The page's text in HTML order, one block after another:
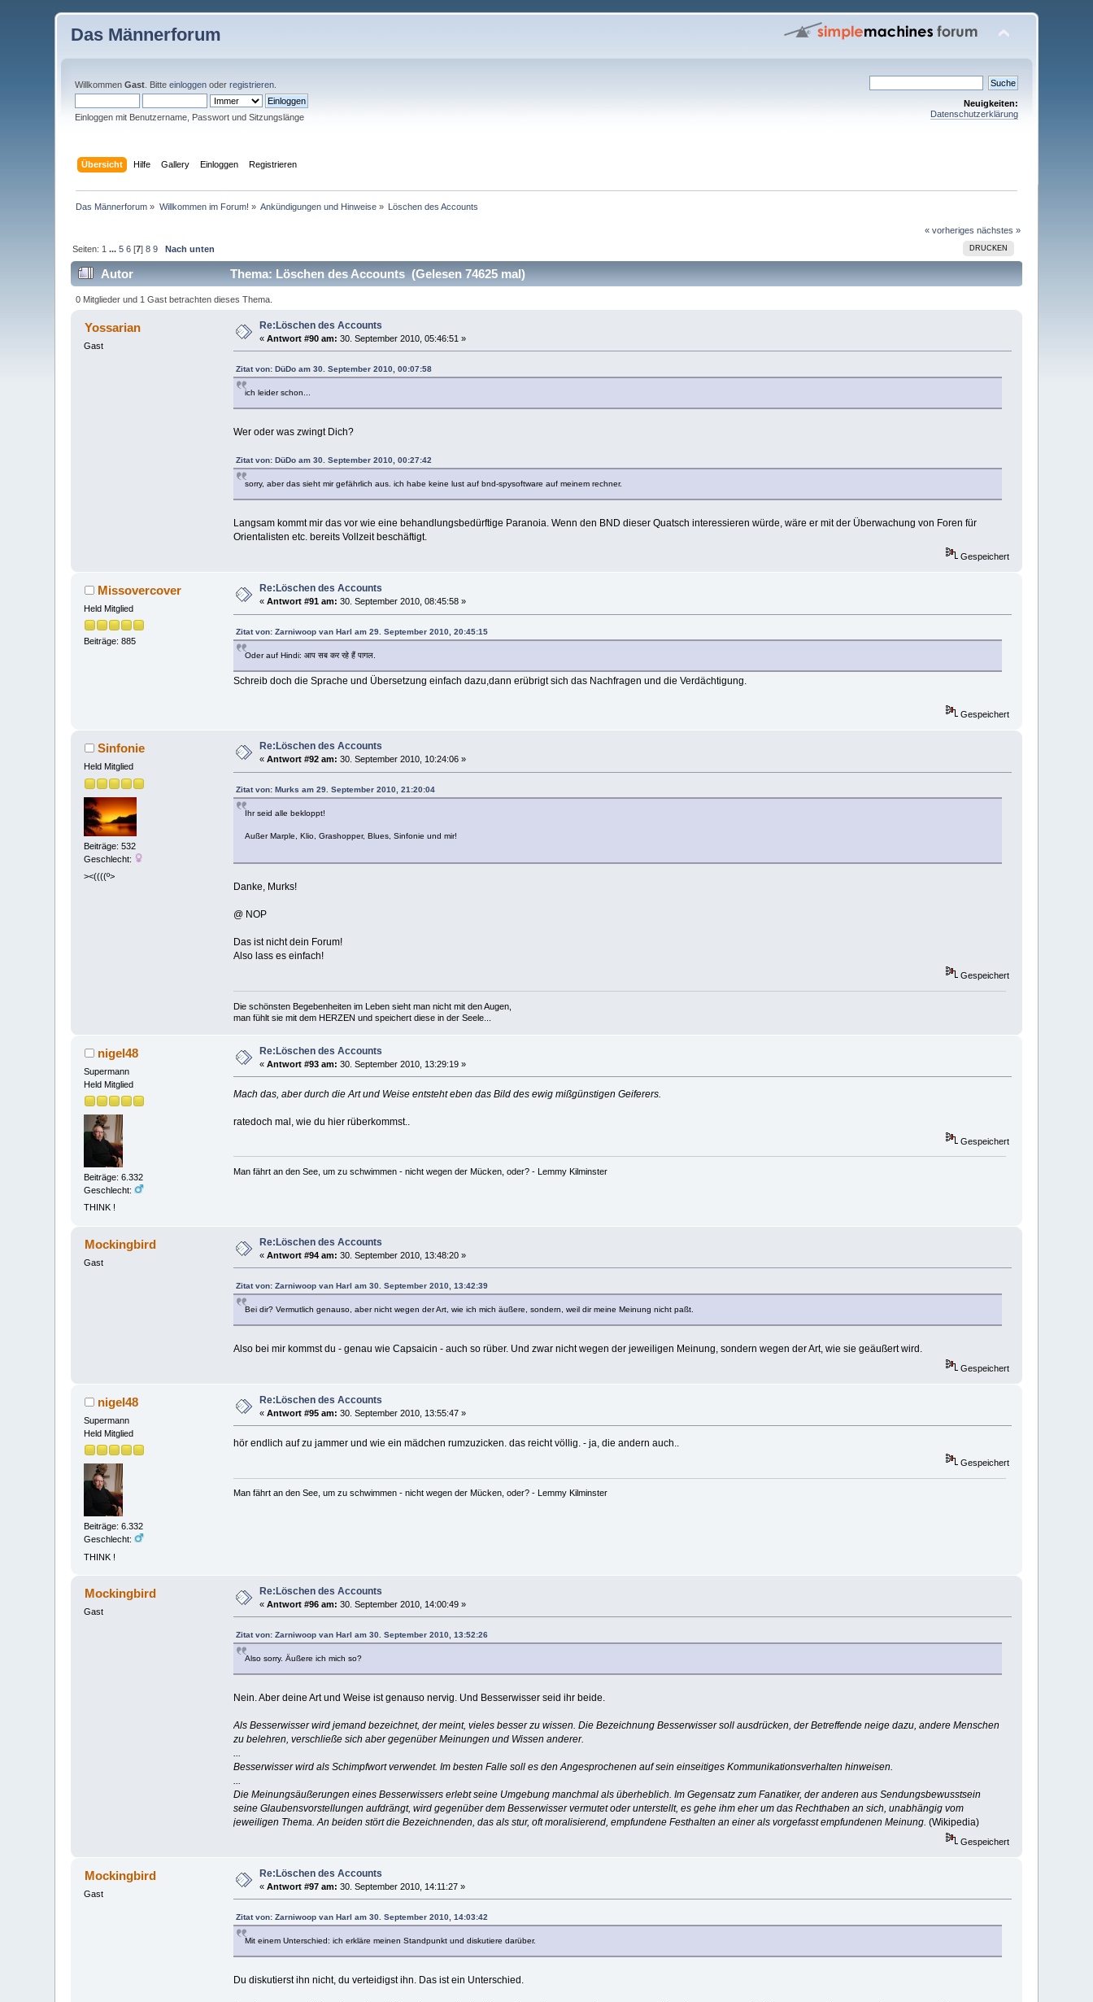
Das Männerforum
WillkommenGast . Bitteeinloggen oderregistrieren
Einloggen mit Benutzername, Passwort und Sitzungslänge
Neuigkeiten:
Datenschutzerklärung
Übersicht Hilfe Gallery Einloggen Registrieren
Das Männerforum » Willkommen im Forum! » Ankündigungen und Hinweise » Löschen des Accounts
« vorheriges nächstes »
DRUCKEN
Seiten: 1 ...5 6 [7]8 9 Nach unten
Autor Thema: Löschen des Accounts (Gelesen 74625 mal)
0 Mitglieder und 1 Gast betrachten dieses Thema.
Yossarian
Gast
Re:Löschen des Accounts
«Antwort #90 am: 30. September 2010, 05:46:51 »
Zitat von: DüDo am 30. September 2010, 00:07:58
ich leider schon...
Wer oder was zwingt Dich?
Zitat von: DüDo am 30. September 2010, 00:27:42
sorry, aber das sieht mir gefährlich aus. ich habe keine lust auf bnd-spysoftware auf meinem rechner.
Langsam kommt mir das vor wie eine behandlungsbedürftige Paranoia. Wenn den BND dieser Quatsch interessieren würde, wäre er mit der Überwachung von Foren für
Orientalisten etc. bereits Vollzeit beschäftigt.
Gespeichert
Missovercover
Held Mitglied
Beiträge: 885
Re:Löschen des Accounts
«Antwort #91 am: 30. September 2010, 08:45:58 »
Zitat von: Zarniwoop van Harl am 29. September 2010, 20:45:15
Oder auf Hindi: आप सब कर रहे हैं पागल.
Schreib doch die Sprache und Übersetzung einfach dazu,dann erübrigt sich das Nachfragen und die Verdächtigung.
Gespeichert
Sinfonie
Held Mitglied
Beiträge: 532
Geschlecht:
><((((º>
Re:Löschen des Accounts
«Antwort #92 am: 30. September 2010, 10:24:06 »
Zitat von: Murks am 29. September 2010, 21:20:04
Ihr seid alle bekloppt!
Außer Marple, Klio, Grashopper, Blues, Sinfonie und mir!
Danke, Murks!
@ NOP
Das ist nicht dein Forum!
Also lass es einfach!
Gespeichert
Die schönsten Begebenheiten im Leben sieht man nicht mit den Augen,
man fühlt sie mit dem HERZEN und speichert diese in der Seele...
nigel48
Supermann
Held Mitglied
Beiträge: 6.332
Geschlecht:
THINK !
Re:Löschen des Accounts
«Antwort #93 am: 30. September 2010, 13:29:19 »
Mach das, aber durch die Art und Weise entsteht eben das Bild des ewig mißgünstigen Geiferers.
ratedoch mal, wie du hier rüberkommst..
Gespeichert
Man fährt an den See, um zu schwimmen - nicht wegen der Mücken, oder? - Lemmy Kilminster
Mockingbird
Gast
Re:Löschen des Accounts
«Antwort #94 am: 30. September 2010, 13:48:20 »
Zitat von: Zarniwoop van Harl am 30. September 2010, 13:42:39
Bei dir? Vermutlich genauso, aber nicht wegen der Art, wie ich mich äußere, sondern, weil dir meine Meinung nicht paßt.
Also bei mir kommst du - genau wie Capsaicin - auch so rüber. Und zwar nicht wegen der jeweiligen Meinung, sondern wegen der Art, wie sie geäußert wird.
Gespeichert
nigel48
Supermann
Held Mitglied
Beiträge: 6.332
Geschlecht:
THINK !
Re:Löschen des Accounts
«Antwort #95 am: 30. September 2010, 13:55:47 »
hör endlich auf zu jammer und wie ein mädchen rumzuzicken. das reicht völlig. - ja, die andern auch..
Gespeichert
Man fährt an den See, um zu schwimmen - nicht wegen der Mücken, oder? - Lemmy Kilminster
Mockingbird
Gast
Re:Löschen des Accounts
«Antwort #96 am: 30. September 2010, 14:00:49 »
Zitat von: Zarniwoop van Harl am 30. September 2010, 13:52:26
Also sorry. Äußere ich mich so?
Nein. Aber deine Art und Weise ist genauso nervig. Und Besserwisser seid ihr beide.
Als Besserwisser wird jemand bezeichnet, der meint, vieles besser zu wissen. Die Bezeichnung Besserwisser soll ausdrücken, der Betreffende neige dazu, andere Menschen
zu belehren, verschließe sich aber gegenüber Meinungen und Wissen anderer.
Besserwisser wird als Schimpfwort verwendet. Im besten Falle soll es den Angesprochenen auf sein einseitiges Kommunikationsverhalten hinweisen.
Die Meinungsäußerungen eines Besserwissers erlebt seine Umgebung manchmal als überheblich. Im Gegensatz zum Fanatiker, der anderen aus Sendungsbewusstsein
seine Glaubensvorstellungen aufdrängt, wird gegenüber dem Besserwisser vermutet oder unterstellt, es gehe ihm eher um das Rechthaben an sich, unabhängig vom
jeweiligen Thema. An beiden stört die Bezeichnenden, das als stur, oft moralisierend, empfundene Festhalten an einer als vorgefasst empfundenen Meinung. (Wikipedia)
Gespeichert
Mockingbird
Gast
Re:Löschen des Accounts
«Antwort #97 am: 30. September 2010, 14:11:27 »
Zitat von: Zarniwoop van Harl am 30. September 2010, 14:03:42
Mit einem Unterschied: ich erkläre meinen Standpunkt und diskutiere darüber.
Du diskutierst ihn nicht, du verteidigst ihn. Das ist ein Unterschied.